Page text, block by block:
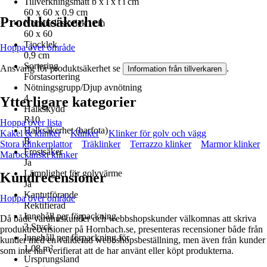
60 x 60 x 0.9 cm
Nominell storlek i cm
60 x 60
Tjocklek
0,9 cm
Sortering
Förstasortering
Nötningsgrupp/Djup avnötning
4
Halkskydd
R10
Halksäkerhet (barfota)
B
Frostsäker
Ja
Lämplighet för golvvärme
Ja
Kantutförande
Rektifierad
Innehåll per förpackning
3 Styck
Innehåll per förpackning för
1,08 m²
Ursprungsland
Produktsäkerhet
Hoppa över område
Ansvarig för produktsäkerhet se Information från tillverkaren .
Ytterligare kategorier
Hoppa över lista
Kakel & klinker
Klinker
Klinker för golv och vägg
Stora klinkerplattor
Träklinker Terrazzo klinker
Marmor klinker
Marockanskt klinker
Kundrecensioner
Hoppa över område
Då både varuhuskunder och webbshopskunder välkomnas att skriva
produktrecensioner på Hornbach.se, presenteras recensioner både från
kunder med en validerad webbshopsbeställning, men även från kunder
som inte har verifierat att de har använt eller köpt produkterna.